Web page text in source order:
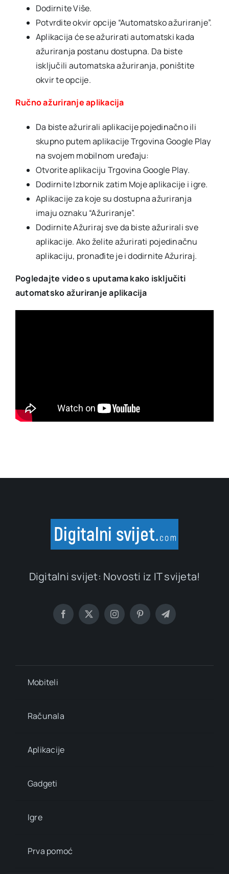
Dodirnite Više.
Potvrdite okvir opcije “Automatsko ažuriranje”.
Aplikacija će se ažurirati automatski kada
ažuriranja postanu dostupna. Da biste
isključili automatska ažuriranja, poništite
okvir te opcije.
Ručno ažuriranje aplikacija
Da biste ažurirali aplikacije pojedinačno ili
skupno putem aplikacije Trgovina Google Play
na svojem mobilnom uređaju:
Otvorite aplikaciju Trgovina Google Play.
Dodirnite Izbornik zatim Moje aplikacije i igre.
Aplikacije za koje su dostupna ažuriranja
imaju oznaku “Ažuriranje”.
Dodirnite Ažuriraj sve da biste ažurirali sve
aplikacije. Ako želite ažurirati pojedinačnu
aplikaciju, pronađite je i dodirnite Ažuriraj.
Pogledajte video s uputama kako isključiti
automatsko ažuriranje aplikacija
Digitalni svijet: Novosti iz IT svijeta!
Mobiteli
Računala
Aplikacije
Gadgeti
Igre
Prva pomoć